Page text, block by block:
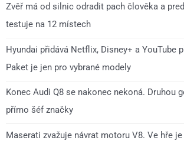
Zvěř má od silnic odradit pach člověka a
testuje na 12 místech
Hyundai přidává Netflix, Disney+ a YouTube
Paket je jen pro vybrané modely
Konec Audi Q8 se nakonec nekoná. Druhou
přímo šéf značky
Maserati zvažuje návrat motoru V8. Ve hře